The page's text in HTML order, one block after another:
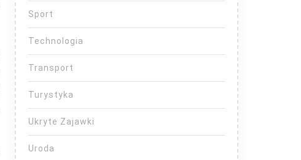
Sport
Technologia
Transport
Turystyka
Ukryte Zajawki
Uroda